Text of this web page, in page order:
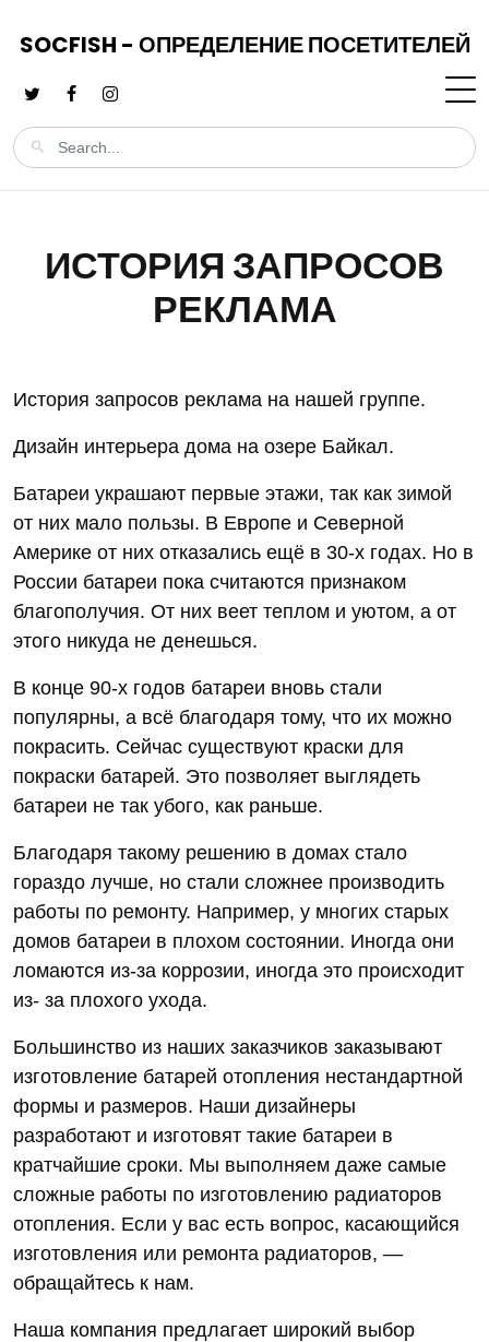
SOCFISH - ОПРЕДЕЛЕНИЕ ПОСЕТИТЕЛЕЙ
ИСТОРИЯ ЗАПРОСОВ
РЕКЛАМА
История запросов реклама на нашей группе.
Дизайн интерьера дома на озере Байкал.
Батареи украшают первые этажи, так как зимой
от них мало пользы. В Европе и Северной
Америке от них отказались ещё в 30-х годах. Но в
России батареи пока считаются признаком
благополучия. От них веет теплом и уютом, а от
этого никуда не денешься.
В конце 90-х годов батареи вновь стали
популярны, а всё благодаря тому, что их можно
покрасить. Сейчас существуют краски для
покраски батарей. Это позволяет выглядеть
батареи не так убого, как раньше.
Благодаря такому решению в домах стало
гораздо лучше, но стали сложнее производить
работы по ремонту. Например, у многих старых
домов батареи в плохом состоянии. Иногда они
ломаются из-за коррозии, иногда это происходит
из- за плохого ухода.
Большинство из наших заказчиков заказывают
изготовление батарей отопления нестандартной
формы и размеров. Наши дизайнеры
разработают и изготовят такие батареи в
кратчайшие сроки. Мы выполняем даже самые
сложные работы по изготовлению радиаторов
отопления. Если у вас есть вопрос, касающийся
изготовления или ремонта радиаторов, —
обращайтесь к нам.
Наша компания предлагает широкий выбор